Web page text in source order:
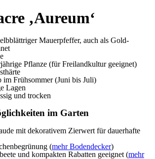
‚Aureum‘
Mauerpfeffer, auch als Gold-
Pflanze (für Freilandkultur geeignet)
im Frühsommer (Juni bis Juli)
Lagen
und trocken
im Garten
mit dekorativem Zierwert für dauerhafte
(mehr Bodendecker)
und kompakten Rabatten geeignet (mehr